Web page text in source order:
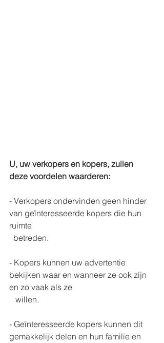
U, uw verkopers en kopers, zullen
deze voordelen waarderen:
- Verkopers ondervinden geen hinder
van geïnteresseerde kopers die hun
ruimte
  betreden.
- Kopers kunnen uw advertentie
bekijken waar en wanneer ze ook zijn
en zo vaak als ze
   willen.
- Geïnteresseerde kopers kunnen dit
gemakkelijk delen en hun familie en